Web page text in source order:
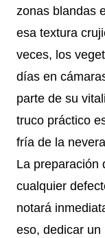
zonas blandas
esa textura
veces, los
días en
parte de su
truco práctico
fría de la
La preparación
cualquier
notará
eso, dedicar un